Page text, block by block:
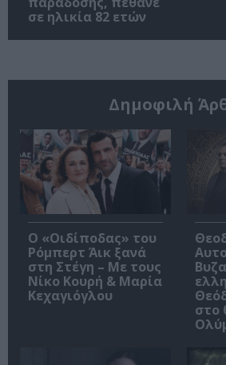
σε ηλικία 82 ετών
Δημοφιλή
O «Οιδίποδας» του
Ρόμπερτ Άικ ξανά
στη Στέγη – Με τους
Νίκο Κουρή & Μαρία
Κεχαγιόγλου
στο